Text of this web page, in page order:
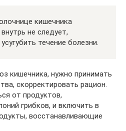
кишечника
не следует,
течение болезни.
кишечника, нужно принимать
скорректировать рацион.
от продуктов,
грибков, и включить в
восстанавливающие